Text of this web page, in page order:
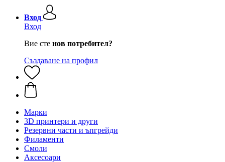
Вход
Вход
Вие сте нов потребител?
Създаване на профил
Mарки
3D принтери и други
Резервни части и ъпгрейди
Филаменти
Смоли
Аксесоари